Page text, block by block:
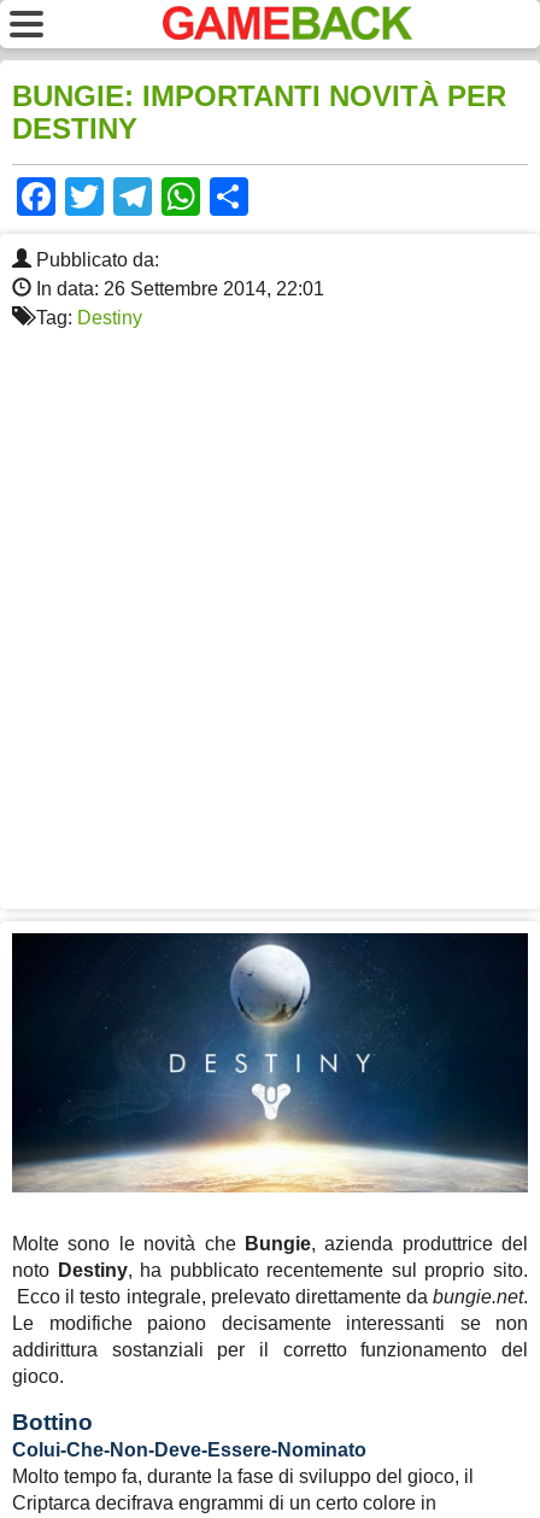
BUNGIE: IMPORTANTI NOVITÀ PER
DESTINY
Facebook
TwitterTelegram
WhatsApp
Pubblicato da:
In data: 26 Settembre 2014, 22:01
Tag: Destiny
Molte sono le novità che Bungie, azienda produttrice del
noto Destiny, ha pubblicato recentemente sul proprio sito.
Ecco il testo integrale, prelevato direttamente da bungie.net.
Le modifiche paiono decisamente interessanti se non
addirittura sostanziali per il corretto funzionamento del
gioco.
Bottino
Colui-Che-Non-Deve-Essere-Nominato
Molto tempo fa, durante la fase di sviluppo del gioco, il
Criptarca decifrava engrammi di un certo colore in